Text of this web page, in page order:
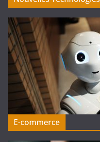
E-commerce